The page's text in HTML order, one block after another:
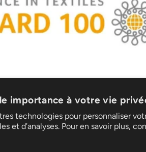
importance à votre vie
technologies pour personnaliser
et d’analyses. Pour en savoir plus,
Suivez-nous